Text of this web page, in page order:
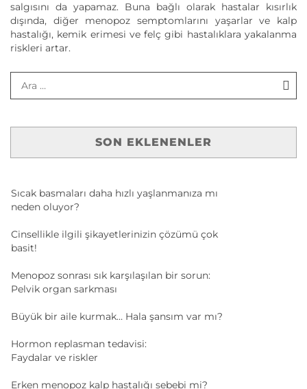
salgısını da yapamaz. Buna bağlı olarak hastalar kısırlık
dışında, diğer menopoz semptomlarını yaşarlar ve kalp
hastalığı, kemik erimesi ve felç gibi hastalıklara yakalanma
riskleri artar.
SON EKLENENLER
Sıcak basmaları daha hızlı yaşlanmanıza mı
neden oluyor?
Cinsellikle ilgili şikayetlerinizin çözümü çok
basit!
Menopoz sonrası sık karşılaşılan bir sorun:
Pelvik organ sarkması
Büyük bir aile kurmak… Hala şansım var mı?
Hormon replasman tedavisi:
Faydalar ve riskler
Erken menopoz kalp hastalığı sebebi mi?